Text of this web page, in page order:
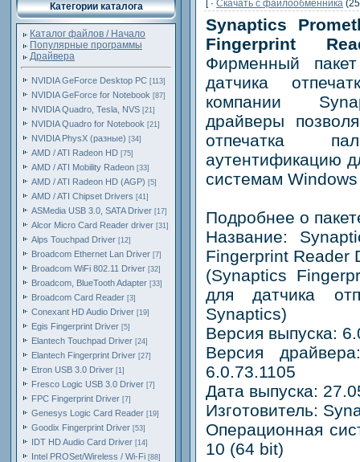
Категории каталога
Каталог файлов / Начало
Популярные программы
Драйвера
NVIDIA GeForce Desktop PC [113]
NVIDIA GeForce for Notebook [87]
NVIDIA Quadro, Tesla, NVS [21]
NVIDIA Quadro for Notebook [21]
NVIDIA PhysX (разные) [34]
AMD / ATI Radeon HD [75]
AMD / ATI Mobility Radeon [33]
AMD / ATI Radeon HD (AGP) [5]
AMD / ATI Chipset Drivers [41]
ASMedia USB 3.0, SATA Driver [17]
Alcor Micro Card Reader driver [31]
Alps Touchpad Driver [12]
Broadcom Ethernet Lan Driver [7]
Broadcom WiFi 802.11 Driver [32]
Broadcom, BlueTooth Adapter [33]
Broadcom Card Reader [3]
Conexant HD Audio Driver [19]
Egis Fingerprint Driver [5]
Elantech Touchpad Driver [24]
Elantech Fingerprint Driver [27]
Etron USB 3.0 Driver [1]
Fresco Logic USB 3.0 Driver [7]
FPC Fingerprint Driver [7]
Genesys Logic Card Reader [19]
Goodix Fingerprint Driver [53]
IDT HD Audio Card Driver [14]
Intel PROSet/Wireless / Wi-Fi [88]
[ · Скачать c файлообменника
Synaptics
Fingerprint
Фирменный
датчика
компании
драйверы
отпечатка
аутентификацию
системам
Подробнее о
Название:
Fingerprint Reader
(Synaptics
для датчика
Synaptics)
Версия выпуска:
Версия
6.0.73.1105
Дата выпуска:
Изготовитель:
Операционная
10 (64 bit)